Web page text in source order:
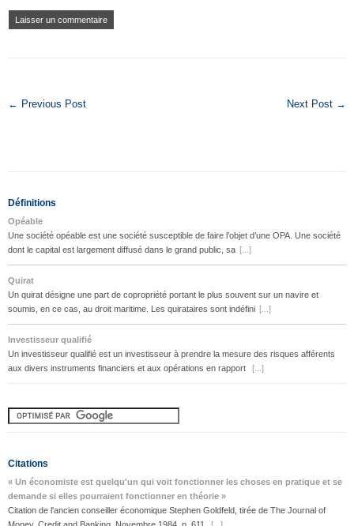
← Previous Post Next Post →
Définitions
Opéable
Une société opéable est une société susceptible de faire l’objet d’une OPA. Une société
dont le capital est largement diffusé dans le grand public, sa [...]
Quirat
Un quirat désigne une part de copropriété portant le plus souvent sur un navire et
soumis, en ce cas, au droit maritime. Les quirataires sont indéfini [...]
Investisseur qualifié
Un investisseur qualifié est un investisseur à prendre la mesure des risques afférents
aux divers instruments financiers et aux opérations en rapport
[...]
Citations
« Un économiste est quelqu'un qui voit fonctionner les choses en pratique et se
demande si elles pourraient fonctionner en théorie »
Citation de l'ancien conseiller économique Stephen Goldfeld, tirée de The Journal of